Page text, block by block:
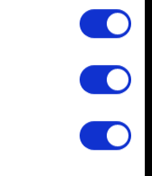
功能可用，而另一
助我们在社交媒
片段。但是，
提前获取您的许